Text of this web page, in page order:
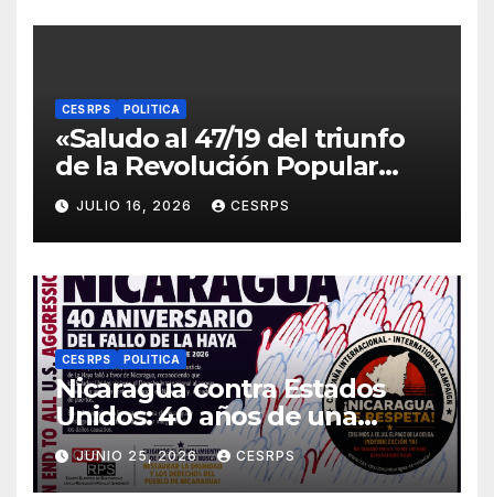
internacionalistas.
CES RPS POLITICA
«Saludo al 47/19 del triunfo
de la Revolución Popular
Sandinista : Siempre + allá!»
JULIO 16, 2026 CESRPS
CES RPS POLITICA
Nicaragua contra Estados
Unidos: 40 años de una
sentencia histórica que sigue
esperando justicia
JUNIO 25, 2026 CESRPS